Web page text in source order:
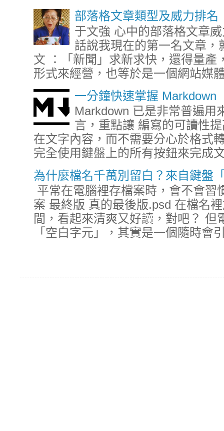
部落格文章類型及威力排名
于文強 心中的部落格文章
話說我現在的第一名文章
文 ：「新聞」求新求快，還得量產
形式來經營，也等於是一個網站媒
一分鐘快速掌握 Markdown
Markdown 已是非常普遍用
言，重點讓 編寫的可讀性
在文字內容，而不需要分心於格式
完全使用鍵盤上的所有按鈕來完成
為什麼檔名千萬別留白？來自鍵盤
平常在電腦裡存檔案時，會不會習
案 最終版 真的最後版.psd 在檔名
間，看起來清爽又好讀，對吧？
「空白字元」，其實是一個隨時會